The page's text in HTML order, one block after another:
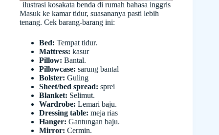
ilustrasi kosakata benda di rumah bahasa inggris
Masuk ke kamar tidur, suasananya pasti lebih
tenang. Cek barang-barang ini:
Bed: Tempat tidur.
Mattress: kasur
Pillow: Bantal.
Pillowcase: sarung bantal
Bolster: Guling
Sheet/bed spread: sprei
Blanket: Selimut.
Wardrobe: Lemari baju.
Dressing table: meja rias
Hanger: Gantungan baju.
Mirror: Cermin.